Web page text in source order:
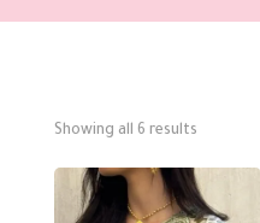
Showing all 6 results